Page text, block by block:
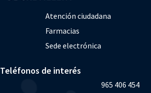
Atención ciudadana
Farmacias
Sede electrónica
Teléfonos de interés
965 406 454